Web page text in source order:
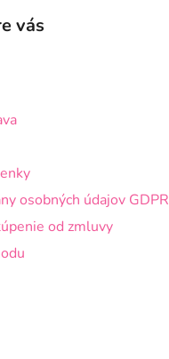
vás
osobných údajov GDPR
od zmluvy